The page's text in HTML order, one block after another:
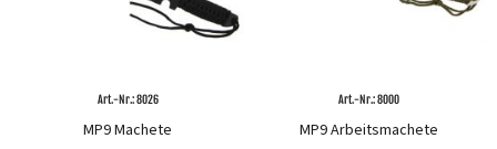
Art.-Nr.: 8026
MP9 Machete
Art.-Nr.: 8000
MP9 Arbeitsmachete